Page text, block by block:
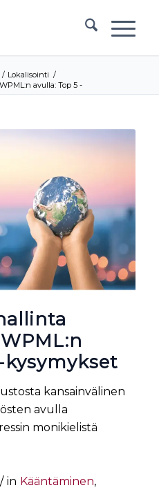
/ Lokalisointi /
avulla: Top 5 -
kysymykset
kansainvälinen
avulla
monikielistä
/ in Kääntäminen,